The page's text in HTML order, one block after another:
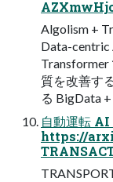
Algolism +
Data-centric
Transformer
質を改善す
る BigData
⾃動運転 AI
https://